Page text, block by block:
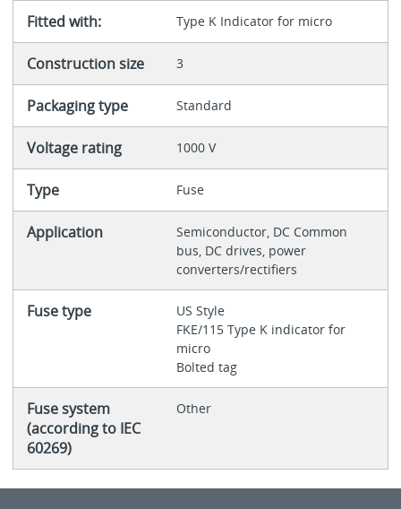
Fitted with: Type K Indicator for micro
Construction size 3
Packaging type Standard
Voltage rating 1000 V
Type Fuse
Application
Semiconductor, DC Common
bus, DC drives, power
converters/rectifiers
Fuse type
US Style
FKE/115 Type K indicator for
micro
Bolted tag
Fuse system
(according to IEC
60269)
Other